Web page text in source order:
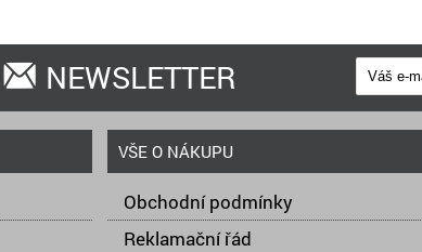
NEWSLETTER
VŠE O NÁKUPU
Obchodní podmínky
Reklamační řád